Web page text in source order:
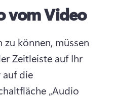
vom Video
können, müssen
Zeitleiste auf Ihr
auf die
„Audio